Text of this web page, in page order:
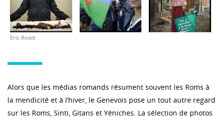
Eric Roset
Alors que les médias romands résument souvent les Roms à
la mendicité et à l’hiver, le Genevois pose un tout autre regard
sur les Roms, Sinti, Gitans et Yéniches. La sélection de photos